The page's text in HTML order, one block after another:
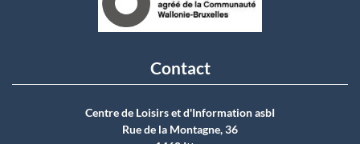
Contact
Centre de Loisirs et d'Information asbI
Rue de la Montagne, 36